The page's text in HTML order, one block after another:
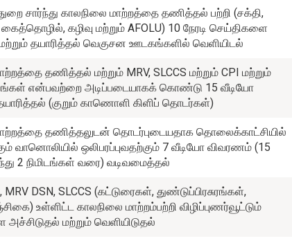
துறை சார்ந்து காலநிலை மாற்றத்தை தணித்தல் பற்றி (சக்தி,
கழிவு மற்றும் AFOLU) 10 நேரடி செய்திகளை
தயாரித்தல் வெகுசன ஊடகங்களில் வெளியிடல்
தணித்தல் மற்றும் MRV, SLCCS மற்றும் CPI மற்றும்
என்பவற்றை அடிப்படையாகக் கொண்டு 15 வீடியோ
(குறும் காணொளி கிளிப் தொடர்கள்)
தணித்தலுடன் தொடர்புடையதாக தொலைக்காட்சியில்
வானொலியில் ஒலிபரப்புவதற்கும் 7 வீடியோ விவரணம் (15
2 நிமிடங்கள் வரை) வடிவமைத்தல்
MRV DSN, SLCCS (கட்டுரைகள், துண்டுப்பிரசுரங்கள்,
உள்ளிட்ட காலநிலை மாற்றம்பற்றி விழிப்புணர்வூட்டும்
அச்சிடுதல் மற்றும் வெளியிடுதல்